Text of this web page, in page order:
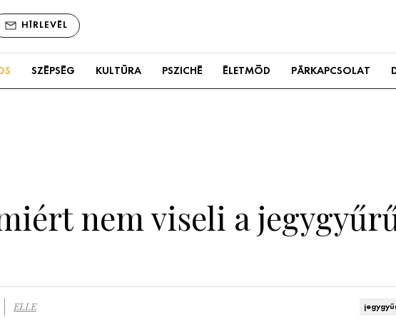
HÍRLEVÉL
SZÉPSÉG KULTÚRA PSZICHÉ ÉLETMÓD PÁRKAPCSOLAT
nem viseli a
ELLE